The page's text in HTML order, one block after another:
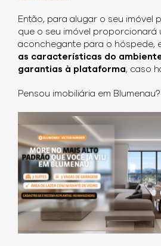
Então, para alugar o seu imóvel
que o seu imóvel proporcionará
aconchegante para o hóspede,
as características do
garantias à plataforma, caso
Pensou imobiliária em Blumenau?